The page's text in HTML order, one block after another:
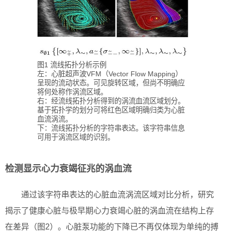
图1 流线拓扑分析示例
左：心脏超声波VFM（Vector Flow Mapping）
呈现的流动状态。可见旋转区域，但尚不明确应
将何处称作涡流区域。
右：经流线拓扑分析得到的涡流血流区域划分。
基于拓扑学的划分可将红色区域明确归类为心脏
血流涡流。
下：流线拓扑分析的字符串表达。该字符串信息
可用于涡流区域的识别。
检测显示心力衰竭征兆的涡血流
通过该字符串表达的心脏血流涡流区域对比分析，研究
揭示了健康心脏与极早期心力衰竭心脏的涡血流在结构上存
在差异（图2）。心脏泵功能的下降已不再仅体现为单纯的搏